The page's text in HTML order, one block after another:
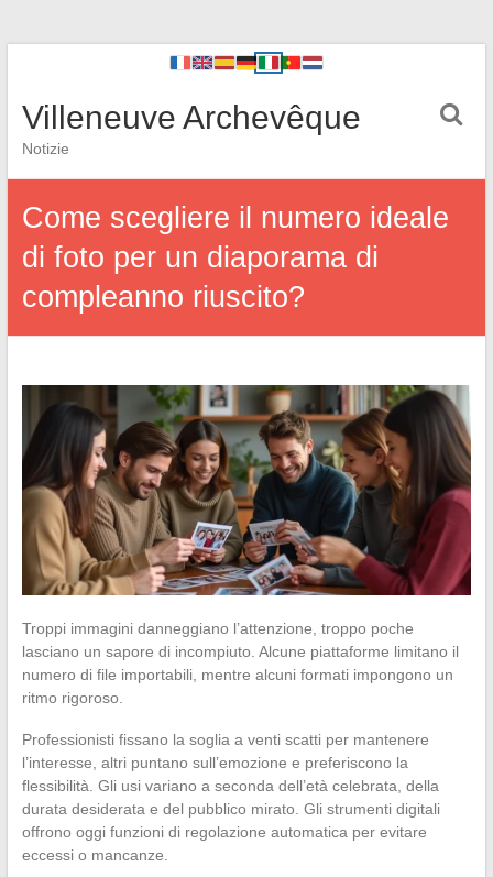
Villeneuve Archevêque
Notizie
Come scegliere il numero ideale
di foto per un diaporama di
compleanno riuscito?
Troppi immagini danneggiano l’attenzione, troppo poche
lasciano un sapore di incompiuto. Alcune piattaforme limitano il
numero di file importabili, mentre alcuni formati impongono un
ritmo rigoroso.
Professionisti fissano la soglia a venti scatti per mantenere
l’interesse, altri puntano sull’emozione e preferiscono la
flessibilità. Gli usi variano a seconda dell’età celebrata, della
durata desiderata e del pubblico mirato. Gli strumenti digitali
offrono oggi funzioni di regolazione automatica per evitare
eccessi o mancanze.